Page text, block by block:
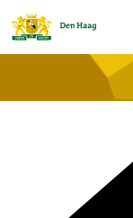
Bronnen en